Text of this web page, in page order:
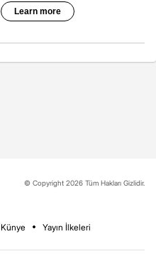
© Copyright 2026 Tüm Hakları Gizlidir.
Künye Yayın İlkeleri